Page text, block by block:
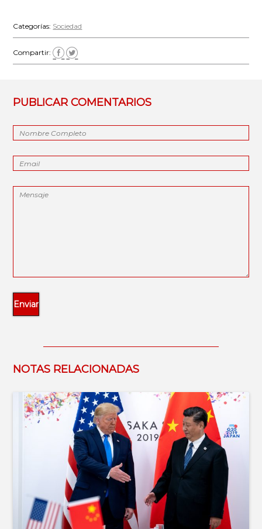
Categorías: Sociedad
Compartir:
PUBLICAR COMENTARIOS
NOTAS RELACIONADAS